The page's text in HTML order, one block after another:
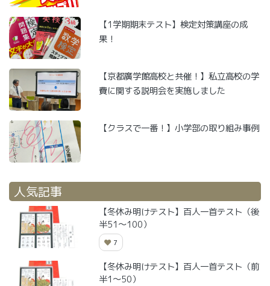
【1学期期末テスト】検定対策講座の成
果！
【京都廣学館高校と共催！】私立高校の学
費に関する説明会を実施しました
【クラスで一番！】小学部の取り組み事例
人気記事
【冬休み明けテスト】百人一首テスト（後
半51～100）
7
【冬休み明けテスト】百人一首テスト（前
半1～50）